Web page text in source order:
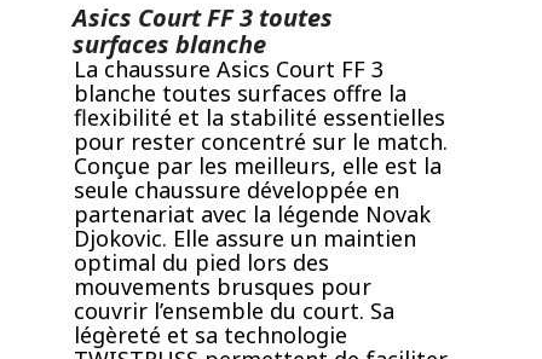
Asics Court FF 3 toutes
surfaces blanche
La chaussure Asics Court FF 3
blanche toutes surfaces offre la
flexibilité et la stabilité essentielles
pour rester concentré sur le match.
Conçue par les meilleurs, elle est la
seule chaussure développée en
partenariat avec la légende Novak
Djokovic. Elle assure un maintien
optimal du pied lors des
mouvements brusques pour
couvrir l’ensemble du court. Sa
légèreté et sa technologie